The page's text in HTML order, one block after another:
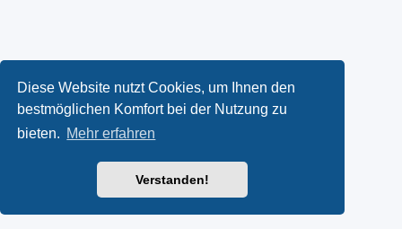
Diese Website nutzt Cookies, um Ihnen den
bestmöglichen Komfort bei der Nutzung zu
bieten. Mehr erfahren
Verstanden!